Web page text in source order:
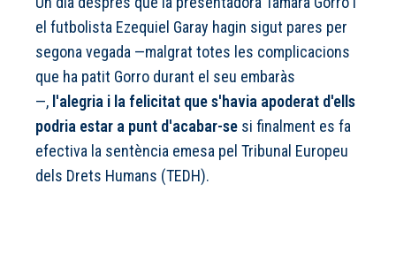
el futbolista Ezequiel Garay hagin sigut pares per
segona vegada —malgrat totes les complicacions
que ha patit Gorro durant el seu embaràs
—, l'alegria i la felicitat que s'havia apoderat d'ells
podria estar a punt d'acabar-se si finalment es fa
efectiva la sentència emesa pel Tribunal Europeu
dels Drets Humans (TEDH).